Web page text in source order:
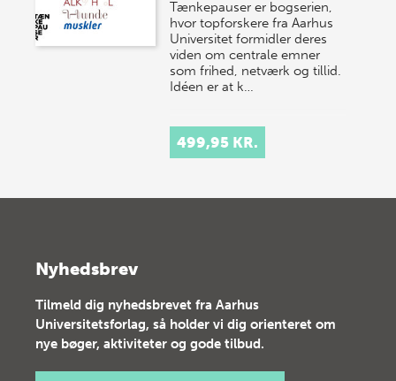
Tænkepauser er bogserien,
hvor topforskere fra Aarhus
Universitet formidler deres
viden om centrale emner
som frihed, netværk og tillid.
Idéen er at k…
499,95 KR.
Nyhedsbrev
Tilmeld dig nyhedsbrevet fra Aarhus
Universitetsforlag, så holder vi dig orienteret om
nye bøger, aktiviteter og gode tilbud.